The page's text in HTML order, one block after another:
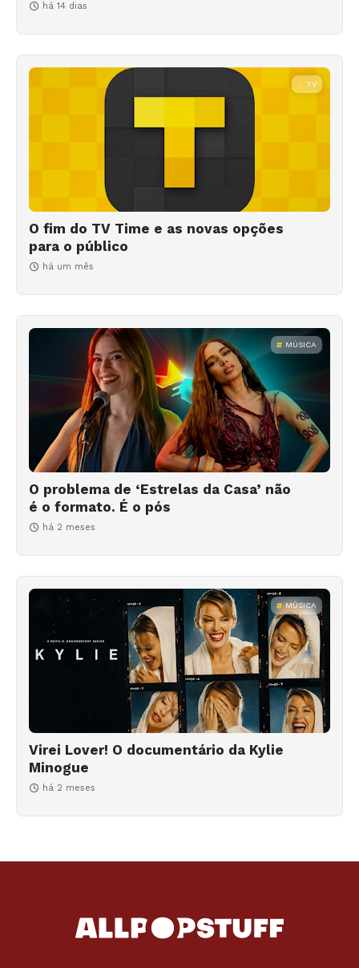
há 14 dias
TV
O fim do TV Time e as novas opções
para o público
há um mês
MÚSICA
O problema de ‘Estrelas da Casa’ não
é o formato. É o pós
há 2 meses
MÚSICA
Virei Lover! O documentário da Kylie
Minogue
há 2 meses